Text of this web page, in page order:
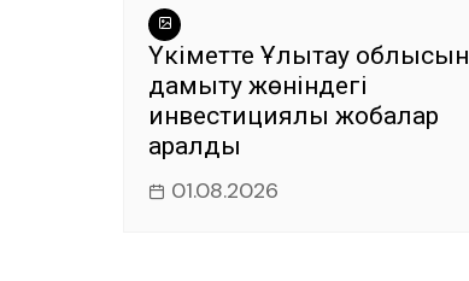
Үкіметте Ұлытау облысын
дамыту жөніндегі
инвестициялық жобалар
қаралды
01.08.2026